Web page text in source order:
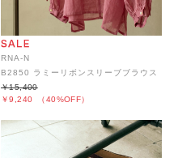
RNA-N
B2850 ラミーリボンスリーブブラウス
￥9,240 （40%OFF）
￥15,400